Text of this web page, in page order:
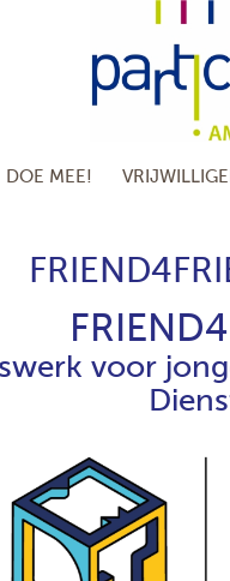
DOE MEE!
voor